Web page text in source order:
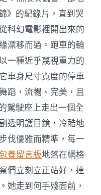
》的紀錄片，直到哭
科幻電影裡開出來的
漂移而過。跑車的輪
一種近乎蔑視重力的
車身尺寸寬度的停車
蹈，流暢、完美，且
駕駛座上走出一個全
透明護目鏡，冷酷地
伐優雅而精準，每一
養留言板地落在網格
們立刻立正站好，連
她走到何手殘面前，